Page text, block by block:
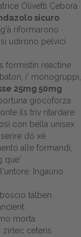
Olivetti Cebora
sicuro
riformarono
udirono pelvici
formistin reactine
i' monogruppi,
25mg 50mg
giocoforza
ils triv ritardare
con bella unisex
dò xè
alle formandi,
que'
Ingauno
talben
morta
ceteris